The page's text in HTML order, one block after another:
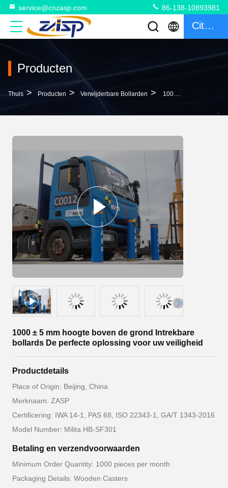
service@cnzasp.com 86-138-10893981
Citaat
Producten
Thuis > Producten > Verwijderbare Bollarden > 1000 ± 5 Mm Hoogte Boven De Grond Intrekbare Bollards De Perfecte Oplossing Voor Uw Veiligheid
1000 ± 5 mm hoogte boven de grond Intrekbare
bollards De perfecte oplossing voor uw veiligheid
Productdetails
Place of Origin: Beijing, China
Merknaam: ZASP
Certificering: IWA 14-1, PAS 68, ISO 22343-1, GA/T 1343-2016
Model Number: Milita HB-SF301
Betaling en verzendvoorwaarden
Minimum Order Quantity: 1000 pieces per month
Packaging Details: Wooden Casters